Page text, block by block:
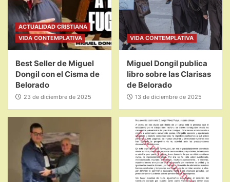
ACTUALIDAD CRISTIANA
VIDA CONTEMPLATIVA
Best Seller de Miguel
Dongil con el Cisma de
Belorado
23 de diciembre de 2025
VIDA CONTEMPLATIVA
Miguel Dongil publica
libro sobre las Clarisas
de Belorado
13 de diciembre de 2025